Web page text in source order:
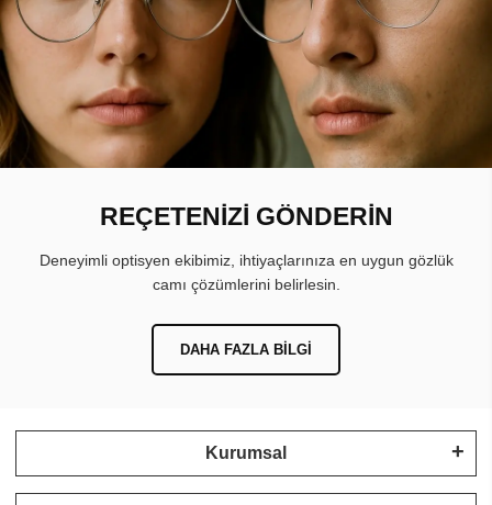
REÇETENİZİ GÖNDERİN
Deneyimli optisyen ekibimiz, ihtiyaçlarınıza en uygun gözlük
camı çözümlerini belirlesin.
DAHA FAZLA BILGI
Kurumsal